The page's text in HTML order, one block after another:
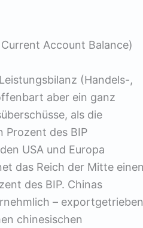
Account Balance)
(Handels-,
aber ein ganz
als die
Prozent des BIP
USA und Europa
das Reich der Mitte einen
des BIP. Chinas
–
chinesischen